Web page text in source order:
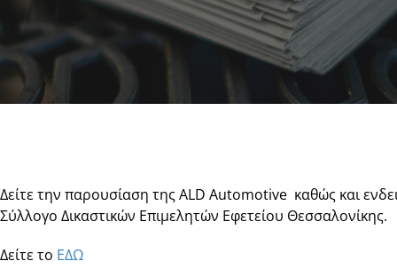
Δείτε την παρουσίαση της ALD Automotive καθώς και
Σύλλογο Δικαστικών Επιμελητών Εφετείου Θεσσαλονίκης.
Δείτε το ΕΔΩ